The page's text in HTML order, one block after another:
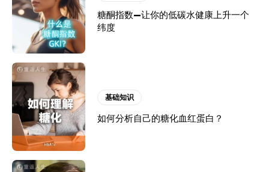
糖酮指数—让你的低碳水健康上升一个
纬度
基础知识
如何分析自己的糖化血红蛋白？